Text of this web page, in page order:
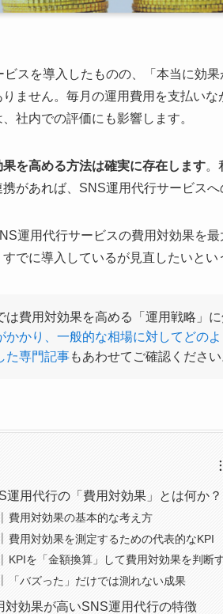
ビスを導入したものの、「本当に効
ません。毎月の運用費用を支払い
社内での評価にも影響します。
果を高める方法は確実に存在します。
があれば、SNS運用代行サービス
運用代行サービスの費用対効果を
でに導入しているが見直したいと
は費用対効果を高める「運用戦略」に
かかり、一般的な相場に対してどの
た専門記事もあわせてご確認ください
運用代行の「費用対効果」とは何か？
費用対効果の基本的な考え方
費用対効果を測定するための代表的なKPI
KPIを「金額換算」して費用対効果を判断
「バズった」だけでは測れない成果
対効果が高いSNS運用代行の特徴